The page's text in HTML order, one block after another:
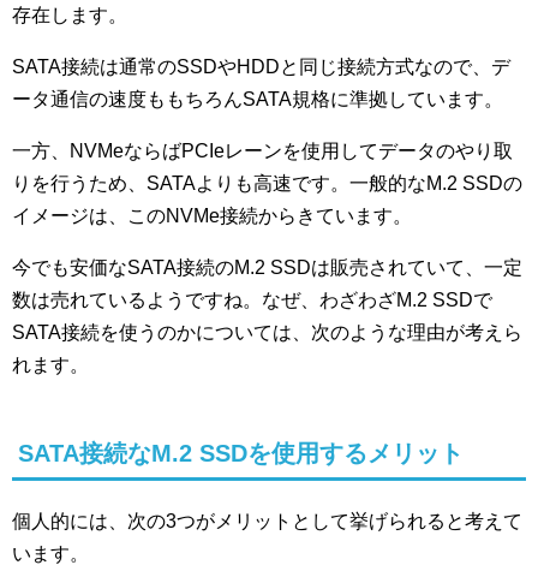
存在します。
SATA接続は通常のSSDやHDDと同じ接続方式なので、デ
ータ通信の速度ももちろんSATA規格に準拠しています。
一方、NVMeならばPCIeレーンを使用してデータのやり取
りを行うため、SATAよりも高速です。一般的なM.2 SSDの
イメージは、このNVMe接続からきています。
今でも安価なSATA接続のM.2 SSDは販売されていて、一定
数は売れているようですね。なぜ、わざわざM.2 SSDで
SATA接続を使うのかについては、次のような理由が考えら
れます。
SATA接続なM.2 SSDを使用するメリット
個人的には、次の3つがメリットとして挙げられると考えて
います。